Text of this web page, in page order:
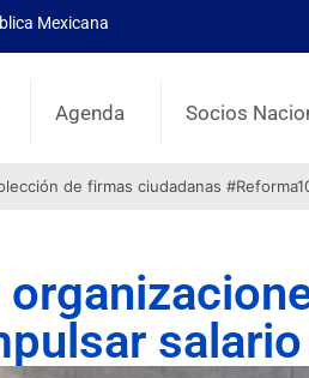
Mexicana
Agenda Socios
de firmas ciudadanas